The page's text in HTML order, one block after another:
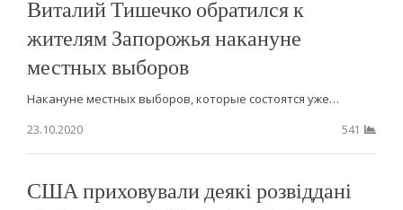
Виталий Тишечко обратился к
жителям Запорожья накануне
местных выборов
Накануне местных выборов, которые состоятся уже…
23.10.2020
541
США приховували деякі розвіддані